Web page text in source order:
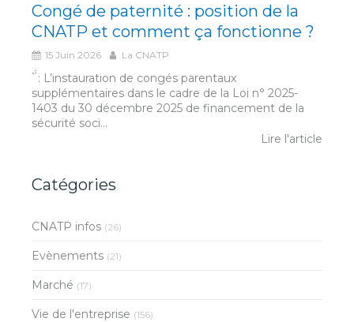
Congé de paternité : position de la
CNATP et comment ça fonctionne ?
15 Juin 2026 La CNATP
́́ ̀ : L’instauration de congés parentaux
supplémentaires dans le cadre de la Loi n° 2025-
1403 du 30 décembre 2025 de financement de la
sécurité soci...
Lire l'article
Catégories
CNATP infos (26)
Evènements (21)
Marché (17)
Vie de l'entreprise (156)